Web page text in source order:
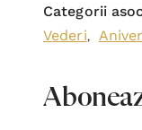
Categorii
Vederi,